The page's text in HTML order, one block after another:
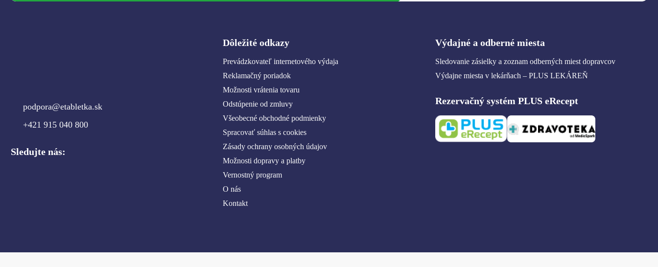
podpora@etabletka.sk
+421 915 040 800
Sledujte nás:
Dôležité odkazy
Prevádzkovateľ internetového výdaja
Reklamačný poriadok
Možnosti vrátenia tovaru
Odstúpenie od zmluvy
Všeobecné obchodné podmienky
Spracovať súhlas s cookies
Zásady ochrany osobných údajov
Možnosti dopravy a platby
Vernostný program
O nás
Kontakt
Výdajné a odberné miesta
Sledovanie zásielky a zoznam odberných miest dopravcov
Výdajne miesta v lekárňach – PLUS LEKÁREŇ
Rezervačný systém PLUS eRecept